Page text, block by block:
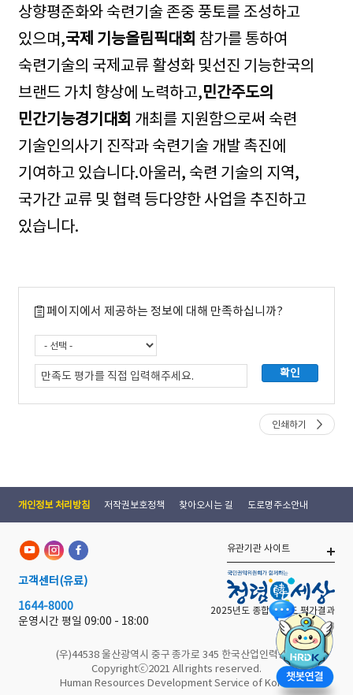
상향평준화와 숙련기술 존중 풍토를 조성하고
있으며,국제 기능올림픽대회 참가를 통하여
숙련기술의 국제교류 활성화 및선진 기능한국의
브랜드 가치 향상에 노력하고,민간주도의
민간기능경기대회 개최를 지원함으로써 숙련
기술인의사기 진작과 숙련기술 개발 촉진에
기여하고 있습니다.아울러, 숙련 기술의 지역,
국가간 교류 및 협력 등다양한 사업을 추진하고
있습니다.
페이지에서 제공하는 정보에 대해 만족하십니까?
인쇄하기
개인정보 처리방침 저작권보호정책 찾아오시는 길 도로명주소안내
고객센터 (유료)
1644-8000
운영시간 평일 09:00 - 18:00
(우)44538 울산광역시 중구 종가로 345 한국산업인력공단
Copyrightⓒ2021 All rights reserved.
Human Resources Development Service of Korea
유관기관 사이트
2025년도 종합 청렴도 평가결과